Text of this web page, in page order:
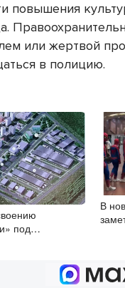
повышения
или жертвой
в полицию.
под
В